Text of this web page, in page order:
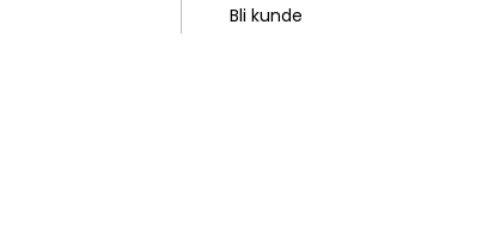
Bli kunde